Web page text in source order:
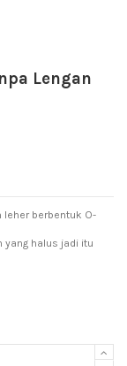
Lengan
leher berbentuk O-
yang halus jadi itu